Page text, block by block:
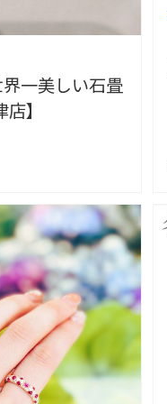
界一美しい石畳
】